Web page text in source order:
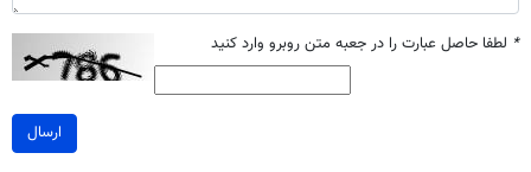
* لطفا حاصل عبارت را در جعبه متن روبرو وارد کنید
ارسال